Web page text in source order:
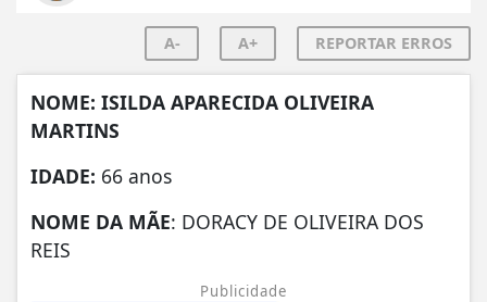
A- A+ REPORTAR ERROS
NOME: ISILDA APARECIDA OLIVEIRA
MARTINS
IDADE: 66 anos
NOME DA MÃE: DORACY DE OLIVEIRA DOS
REIS
Publicidade